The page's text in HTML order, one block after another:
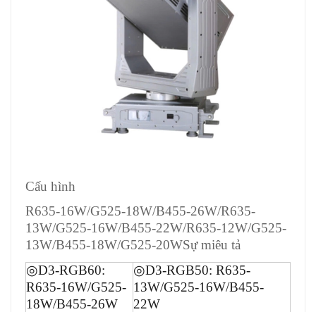
Cấu hình
R635-16W/G525-18W/B455-26W/R635-
13W/G525-16W/B455-22W/R635-12W/G525-
13W/B455-18W/G525-20WSự miêu tả
◎D3-RGB60:
R635-16W/G525-
18W/B455-26W
◎D3-RGB50: R635-
13W/G525-16W/B455-
22W